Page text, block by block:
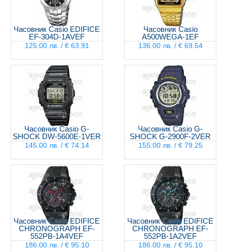
Часовник Casio EDIFICE
EF-304D-1AVEF
125.00 лв. / € 63.91
Часовник Casio
A500WEGA-1EF
136.00 лв. / € 69.54
Часовник Casio G-
SHOCK DW-5600E-1VER
145.00 лв. / € 74.14
Часовник Casio G-
SHOCK G-2900F-2VER
155.00 лв. / € 79.25
Часовник Casio EDIFICE
CHRONOGRAPH EF-
552PB-1A4VEF
186.00 лв. / € 95.10
Часовник Casio EDIFICE
CHRONOGRAPH EF-
552PB-1A2VEF
186.00 лв. / € 95.10